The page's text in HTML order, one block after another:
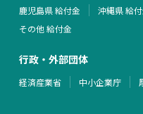
鹿児島県 給付金
沖縄県 給
その他 給付金
行政・外部団体
経済産業省 中小企業庁